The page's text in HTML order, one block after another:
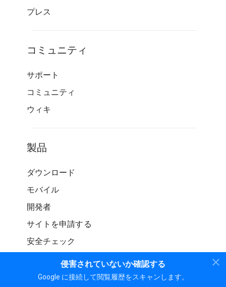
侵害されていないか確認する
Google に接続して閲覧履歴をスキャンします。
プレス
コミュニティ
サポート
コミュニティ
ウィキ
製品
ダウンロード
モバイル
開発者
サイトを申請する
安全チェック